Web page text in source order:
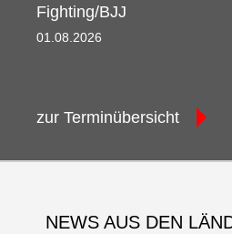
Fighting/BJJ
01.08.2026 08:00 - 09.08.2026
zur Terminübersicht
NEWS AUS DEN